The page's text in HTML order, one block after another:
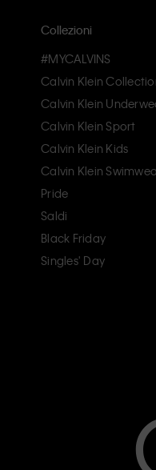
Collezioni
#MYCALVINS
Calvin Klein
Calvin Klein
Calvin Klein Sport
Calvin Klein Kids
Calvin Klein
Pride
Saldi
Black Friday
Singles' Day